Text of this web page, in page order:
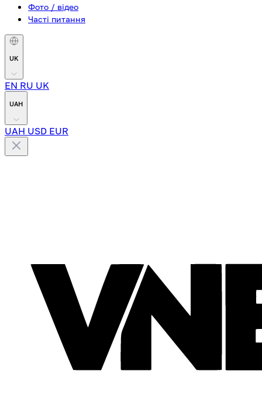
Фото / відео
Часті питання
UK
EN RU UK
UAH
UAH USD EUR